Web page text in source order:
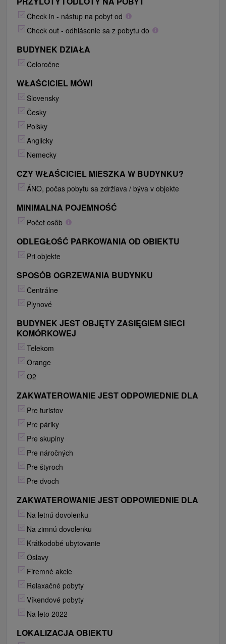
Check in - nástup na pobyt od
Check out - odhlásenie sa z pobytu do
BUDYNEK DZIAŁA
Celoročne
WŁAŚCICIEL MÓWI
Slovensky
Česky
Poľsky
Anglicky
Nemecky
CZY WŁAŚCICIEL MIESZKA W BUDYNKU?
ÁNO, počas pobytu sa zdržiava / býva v objekte
MINIMALNA POJEMNOŚĆ
Počet osôb
ODLEGŁOŚĆ PARKOWANIA OD OBIEKTU
Pri objekte
SPOSÓB OGRZEWANIA BUDYNKU
Centrálne
Plynové
BUDYNEK JEST OBJĘTY ZASIĘGIEM SIECI
KOMÓRKOWEJ
Telekom
Orange
O2
ZAKWATEROWANIE JEST ODPOWIEDNIE DLA
Pre turistov
Pre páriky
Pre skupiny
Pre náročných
Pre štyroch
Pre dvoch
ZAKWATEROWANIE JEST ODPOWIEDNIE DLA
Na letnú dovolenku
Na zimnú dovolenku
Krátkodobé ubytovanie
Oslavy
Firemné akcie
Relaxačné pobyty
Víkendové pobyty
Na leto 2022
LOKALIZACJA OBIEKTU